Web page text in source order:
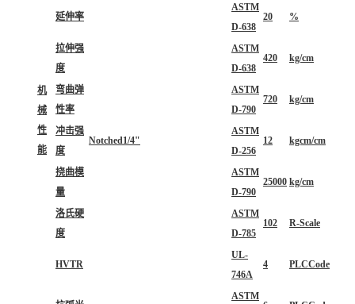
机
械
性
能
延伸率
ASTM
D-638
20 %
拉伸强
度
ASTM
D-638
420 kg/cm
弯曲弹
性率
ASTM
D-790
720 kg/cm
冲击强
度
Notched1/4"
ASTM
D-256
12 kgcm/cm
挠曲模
量
ASTM
D-790
25000 kg/cm
洛氏硬
度
ASTM
D-785
102 R-Scale
HVTR
UL-
746A
4 PLCCode
ASTM